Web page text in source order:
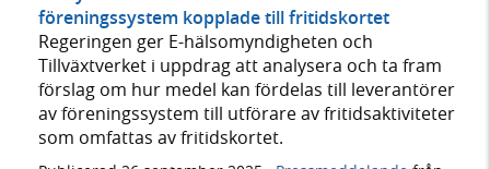
föreningssystem kopplade till fritidskortet
Regeringen ger E-hälsomyndigheten och
Tillväxtverket i uppdrag att analysera och ta fram
förslag om hur medel kan fördelas till leverantörer
av föreningssystem till utförare av fritidsaktiviteter
som omfattas av fritidskortet.